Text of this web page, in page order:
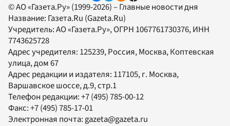
© АО «Газета.Ру» (1999-2026) – Главные новости дня
Название: Газета.Ru (Gazeta.Ru)
Учредитель:АО «Газета.Ру», ОГРН 1067761730376, ИНН
7743625728
Адрес учредителя: 125239, Россия, Москва, Коптевская
улица, дом 67
Адрес редакции и издателя: 117105, г. Москва,
Варшавское шоссе, д.9, стр.1
Телефон редакции:+7 (495) 785-00-12
Факс:+7 (495) 785-17-01
Электронная почта: gazeta@gazeta.ru